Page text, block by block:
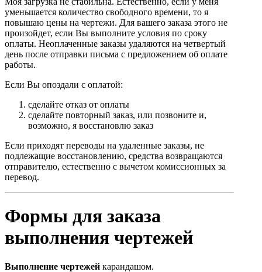
уменьшается количество свободного времени, то я
повышаю цены на чертежи. Для вашего заказа этого не
произойдет, если Вы выполните условия по сроку
оплаты. Неоплаченные заказы удаляются на четвертый
день после отправки письма с предложением об оплате
работы.
Если Вы опоздали с оплатой:
сделайте отказ от оплаты
сделайте повторный заказ, или позвоните и,
возможно, я восстановлю заказ
Если приходят переводы на удаленные заказы, не
подлежащие восстановлению, средства возвращаются
отправителю, естественно с вычетом комиссионных за
перевод.
Формы для заказа
выполнения чертежей
Выполнение чертежей карандашом.